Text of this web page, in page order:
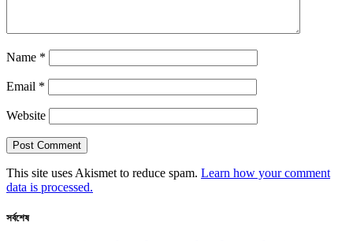
Name *
Email *
Website
This site uses Akismet to reduce spam. Learn how your comment
data is processed.
সর্বশেষ